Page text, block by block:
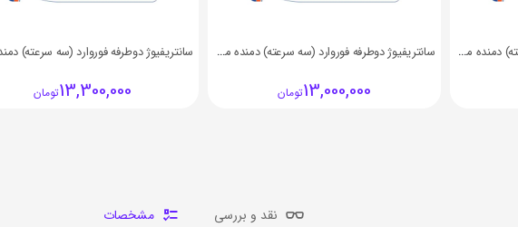
سانتریفیوژ دوطرفه فوروارد (سه سرعته) دمنده مدل BEF-20_25E4S1 سانتریفیوژ دوطرفه فوروارد (سه سرعته) دمنده مدل BEF-25_20F4S1
13,000,000تومان 13,300,000تومان
نقد و بررسی مشخصات